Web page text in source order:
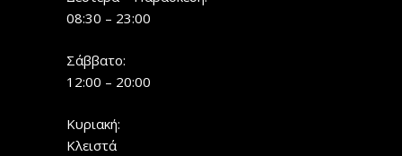
08:30 – 23:00
Σάββατο:
12:00 – 20:00
Κυριακή:
Κλειστά